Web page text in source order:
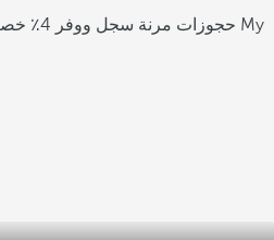
حجوزات مرنة سجل ووفر 4٪